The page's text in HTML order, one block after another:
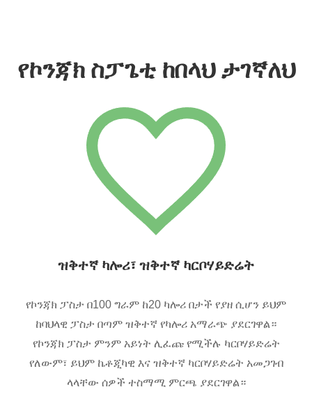
የኮንጃክ ስፓጌቲ ከበላህ ታገኛለህ
ዝቅተኛ ካሎሪ፣ ዝቅተኛ ካርቦሃይድሬት
የኮንጃክ ፓስታ በ100 ግራም ከ20 ካሎሪ በታች የያዘ ሲሆን ይህም
ከባህላዊ ፓስታ በጣም ዝቅተኛ የካሎሪ አማራጭ ያደርገዋል።
የኮንጃክ ፓስታ ምንም አይነት ሊፈጩ የሚችሉ ካርቦሃይድሬት
የለውም፣ ይህም ኬቶጂካዊ እና ዝቅተኛ ካርቦሃይድሬት አመጋገብ
ላላቸው ሰዎች ተስማሚ ምርጫ ያደርገዋል።